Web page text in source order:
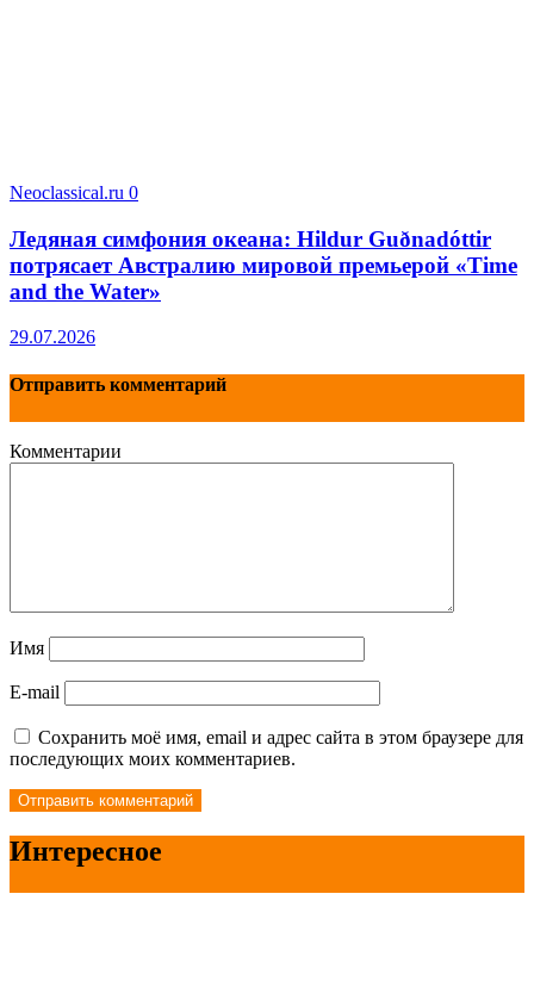
Neoclassical.ru 0
Ледяная симфония океана: Hildur Guðnadóttir
потрясает Австралию мировой премьерой «Time
and the Water»
29.07.2026
Отправить комментарий
Комментарии
Имя
E-mail
Сохранить моё имя, email и адрес сайта в этом браузере для
последующих моих комментариев.
Интересное